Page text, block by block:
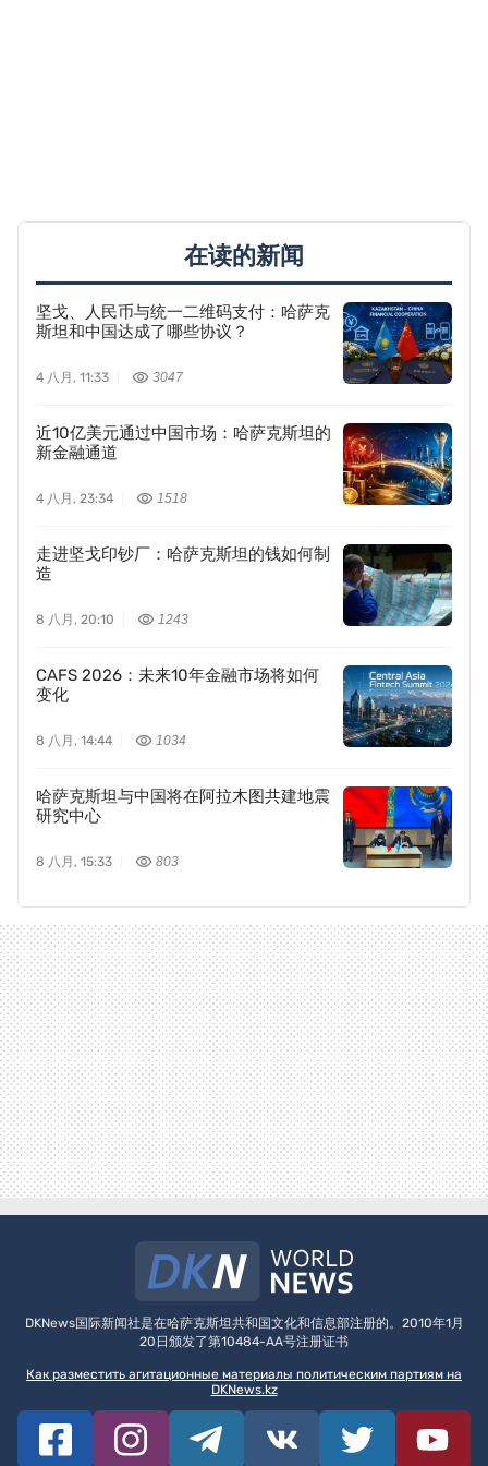
在读的新闻
坚戈、人民币与统一二维码支付：哈萨克
斯坦和中国达成了哪些协议？
4 八月, 11:33 3047
近10亿美元通过中国市场：哈萨克斯坦的
新金融通道
4 八月, 23:34 1518
走进坚戈印钞厂：哈萨克斯坦的钱如何制
造
8 八月, 20:10 1243
CAFS 2026：未来10年金融市场将如何
变化
8 八月, 14:44 1034
哈萨克斯坦与中国将在阿拉木图共建地震
研究中心
8 八月, 15:33 803
DKNews国际新闻社是在哈萨克斯坦共和国文化和信息部注册的。2010年1月
20日颁发了第10484-AA号注册证书
Как разместить агитационные материалы политическим партиям на
DKNews.kz